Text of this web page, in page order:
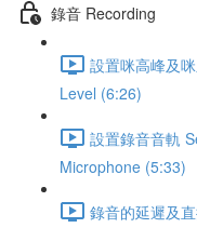
錄音 Recording
設置咪高峰及
Level (6:26)
設置錄音音軌
Microphone (5:33)
錄音的延遲及